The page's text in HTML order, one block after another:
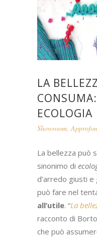
LA
ECOLOGIA
Showroom,
La bellezza può
sinonimo di
d’arredo giusti e
può fare nel
all’utile. “La
racconto di
che può